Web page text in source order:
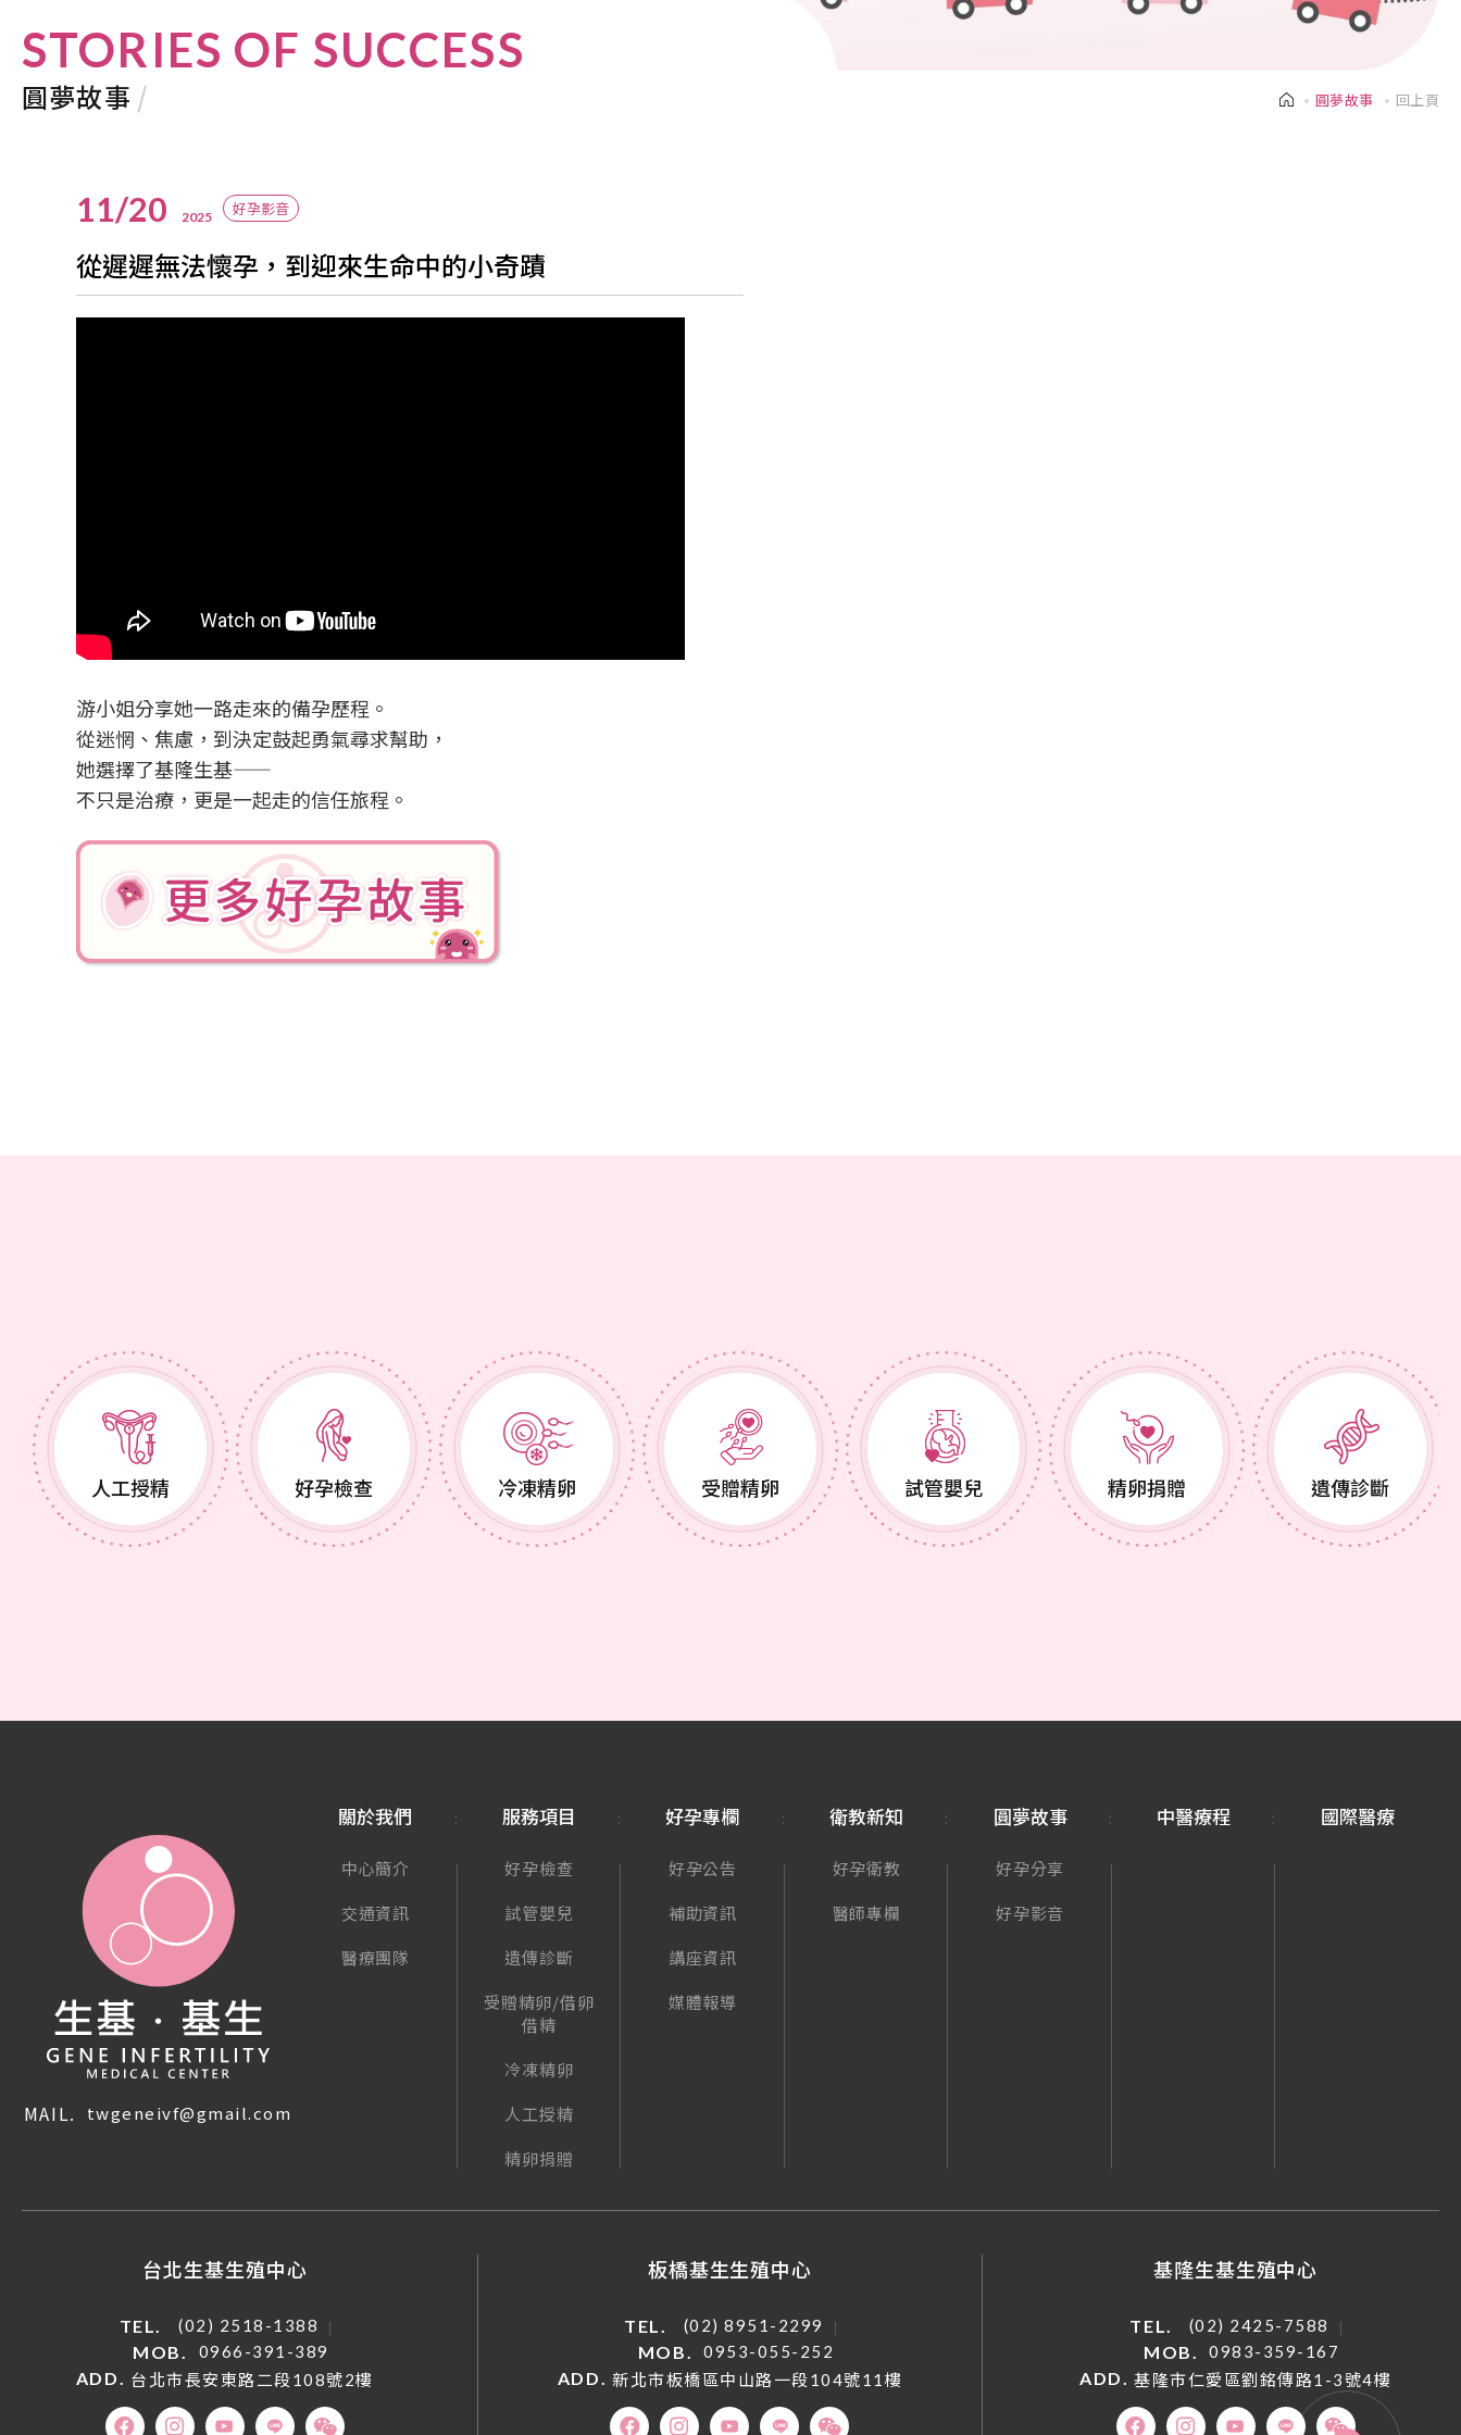
圓夢故事 回上頁
STORIES OF SUCCESS
圓夢故事 /
11/20 2025 好孕影音
從遲遲無法懷孕，到迎來生命中的小奇蹟
游小姐分享她一路走來的備孕歷程。
從迷惘、焦慮，到決定鼓起勇氣尋求幫助，
她選擇了基隆生基——
不只是治療，更是一起走的信任旅程。
人工授精 好孕檢查 冷凍精卵 受贈精卵 試管嬰兒 精卵捐贈 遺傳診斷
MAIL. twgeneivf@gmail.com
關於我們
中心簡介
交通資訊
醫療團隊
服務項目
好孕檢查
試管嬰兒
遺傳診斷
受贈精卵/借卵
借精
冷凍精卵
人工授精
精卵捐贈
好孕專欄
好孕公告
補助資訊
講座資訊
媒體報導
衛教新知
好孕衛教
醫師專欄
圓夢故事
好孕分享
好孕影音
中醫療程 國際醫療
台北生基生殖中心
TEL. (02) 2518-1388
MOB. 0966-391-389
ADD. 台北市長安東路二段108號2樓
板橋基生生殖中心
TEL. (02) 8951-2299
MOB. 0953-055-252
ADD. 新北市板橋區中山路一段104號11樓
基隆生基生殖中心
TEL. (02) 2425-7588
MOB. 0983-359-167
ADD. 基隆市仁愛區劉銘傳路1-3號4樓